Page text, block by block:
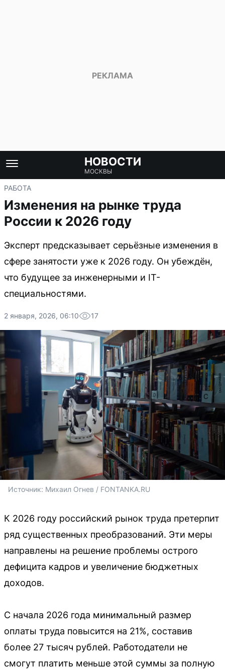
НОВОСТИ
МОСКВЫ
РАБОТА
Изменения на рынке труда
России к 2026 году
Эксперт предсказывает серьёзные изменения в
сфере занятости уже к 2026 году. Он убеждён,
что будущее за инженерными и IT-
специальностями.
2 января, 2026, 06:10 17
Источник: Михаил Огнев / FONTANKA.RU
К 2026 году российский рынок труда претерпит
ряд существенных преобразований. Эти меры
направлены на решение проблемы острого
дефицита кадров и увеличение бюджетных
доходов.
С начала 2026 года минимальный размер
оплаты труда повысится на 21%, составив
более 27 тысяч рублей. Работодатели не
смогут платить меньше этой суммы за полную